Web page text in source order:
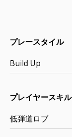
プレースタイル
Build Up
プレイヤースキル
低弾道ロブ